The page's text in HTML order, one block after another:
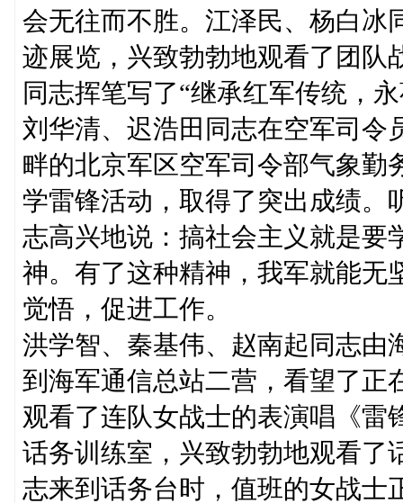
会无往而不胜。江泽民、杨白冰
迹展览，兴致勃勃地观看了团队
同志挥笔写了“继承红军传统，
刘华清、迟浩田同志在空军司令
畔的北京军区空军司令部气象勤
学雷锋活动，取得了突出成绩。
志高兴地说：搞社会主义就是要
神。有了这种精神，我军就能无
觉悟，促进工作。
洪学智、秦基伟、赵南起同志由
到海军通信总站二营，看望了正
观看了连队女战士的表演唱《雷
话务训练室，兴致勃勃地观看了
志来到话务台时，值班的女战士